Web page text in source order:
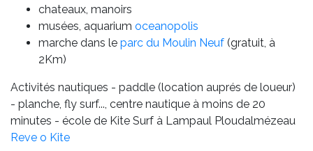
chateaux, manoirs
musées, aquarium oceanopolis
marche dans le parc du Moulin Neuf (gratuit, à
2Km)
Activités nautiques - paddle (location auprés de loueur)
- planche, fly surf..., centre nautique à moins de 20
minutes - école de Kite Surf à Lampaul Ploudalmézeau
Reve o Kite